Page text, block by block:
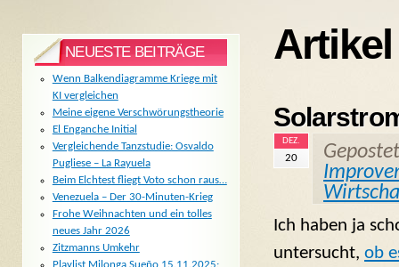
DEZ.
20
Ich haben ja
untersucht, ob
NEUESTE BEITRÄGE
Wenn Balkendiagramme Kriege mit
KI vergleichen
Meine eigene Verschwörungstheorie
El Enganche Initial
Vergleichende Tanzstudie: Osvaldo
Pugliese – La Rayuela
Beim Elchtest fliegt Voto schon raus…
Venezuela – Der 30-Minuten-Krieg
Frohe Weihnachten und ein tolles
neues Jahr 2026
Zitzmanns Umkehr